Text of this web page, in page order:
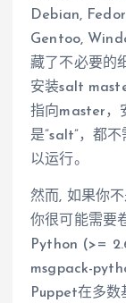
Debian,
Gentoo,
藏了不必要的
安装salt
指向master，
是”salt”，都
以运行。
然而, 如果你
你很可能需要
Python (>=
msgpack-
Puppet在多数